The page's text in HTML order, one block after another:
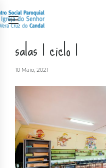
salas 1 ciclo 1
10 Maio, 2021